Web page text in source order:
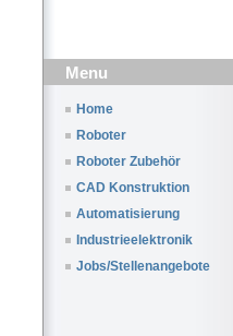
Menu
Home
Roboter
Roboter Zubehör
CAD Konstruktion
Automatisierung
Industrieelektronik
Jobs/Stellenangebote